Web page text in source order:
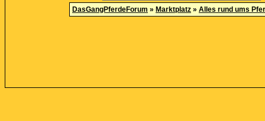
DasGangPferdeForum » Marktplatz » Alles rund ums